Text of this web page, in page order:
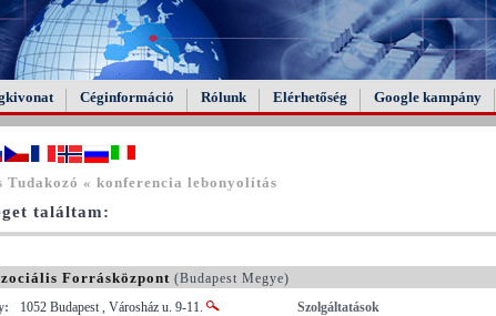
Céginformáció Rólunk Elérhetőség Google kampány
Tudakozó « konferencia lebonyolítás
találtam:
Forrásközpont (Budapest Megye)
1052 Budapest , Városház u. 9-11.
Szolgáltatások